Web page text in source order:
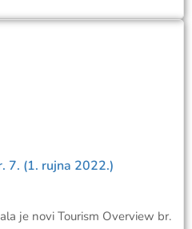
7. (1. rujna 2022.)
je novi Tourism Overview br.